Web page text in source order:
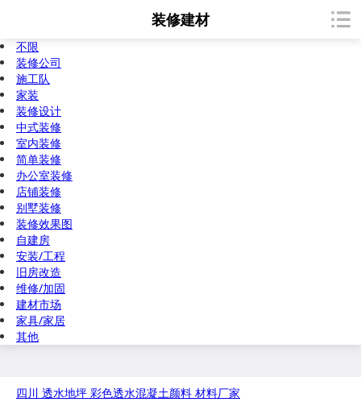
装修建材
不限
装修公司
施工队
家装
装修设计
中式装修
室内装修
简单装修
办公室装修
店铺装修
别墅装修
装修效果图
自建房
安装/工程
旧房改造
维修/加固
建材市场
家具/家居
其他
四川 透水地坪 彩色透水混凝土颜料 材料厂家